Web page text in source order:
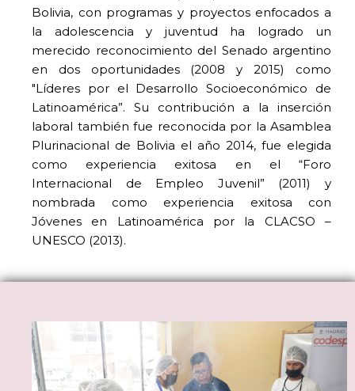
Bolivia, con programas y proyectos enfocados a
la adolescencia y juventud ha logrado un
merecido reconocimiento del Senado argentino
en dos oportunidades (2008 y 2015) como
"Líderes por el Desarrollo Socioeconómico de
Latinoamérica”. Su contribución a la inserción
laboral también fue reconocida por la Asamblea
Plurinacional de Bolivia el año 2014, fue elegida
como experiencia exitosa en el “Foro
Internacional de Empleo Juvenil” (2011) y
nombrada como experiencia exitosa con
Jóvenes en Latinoamérica por la CLACSO –
UNESCO (2013).